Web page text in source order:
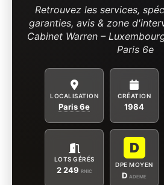
Retrouvez les services,
garanties, avis & zone
Cabinet Warren –
Paris 6e
LOCALISATION
Paris 6e
CRÉATION
1984
LOTS GÉRÉS
2 249 RNIC
D
DPE MOYEN
D ADEME